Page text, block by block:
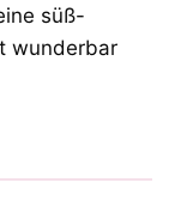
süß-
wunderbar